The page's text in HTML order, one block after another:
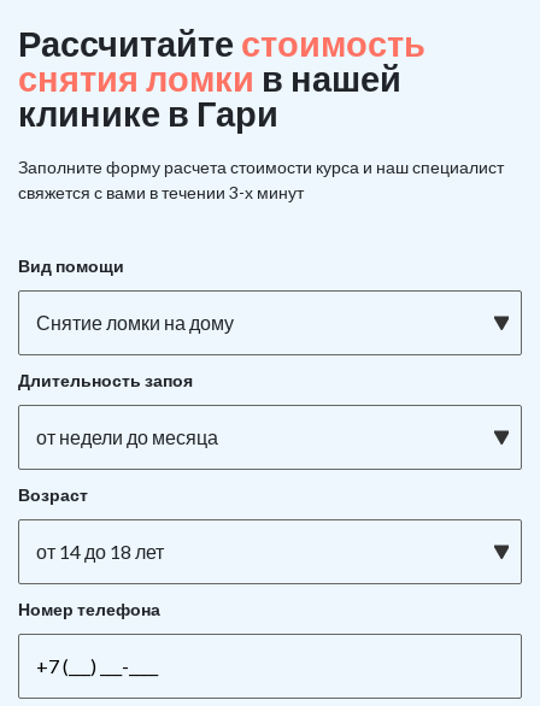
Рассчитайте стоимость
снятия ломки в нашей
клинике в Гари
Заполните форму расчета стоимости курса и наш специалист
свяжется с вами в течении 3-х минут
Вид помощи
Снятие ломки на дому
Длительность запоя
от недели до месяца
Возраст
от 14 до 18 лет
Номер телефона